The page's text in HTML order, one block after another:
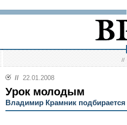
//
// 22.01.2008
Урок молодым
Владимир Крамник подбирается